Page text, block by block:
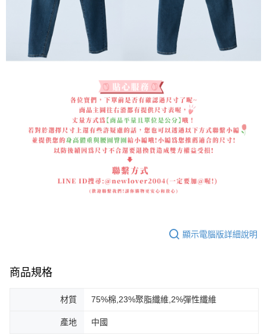
顯示電腦版詳細說明
商品規格
材質 75%棉,23%聚脂纖維,2%彈性纖維
產地 中國